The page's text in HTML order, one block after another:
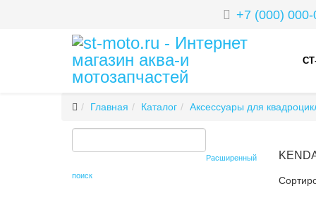
+7 (000)
Главная Каталог Аксессуары для
Расширенный
поиск